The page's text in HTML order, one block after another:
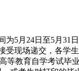
5月24日至5月31日
现场递交，各学生
等教育自学考试